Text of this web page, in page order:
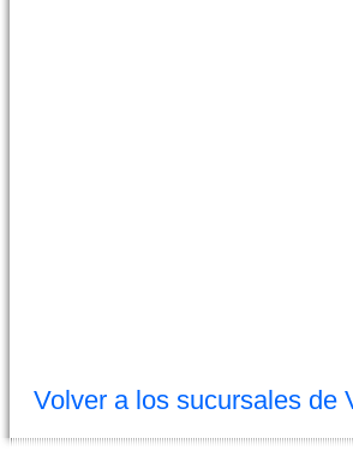
Volver a los sucursales de